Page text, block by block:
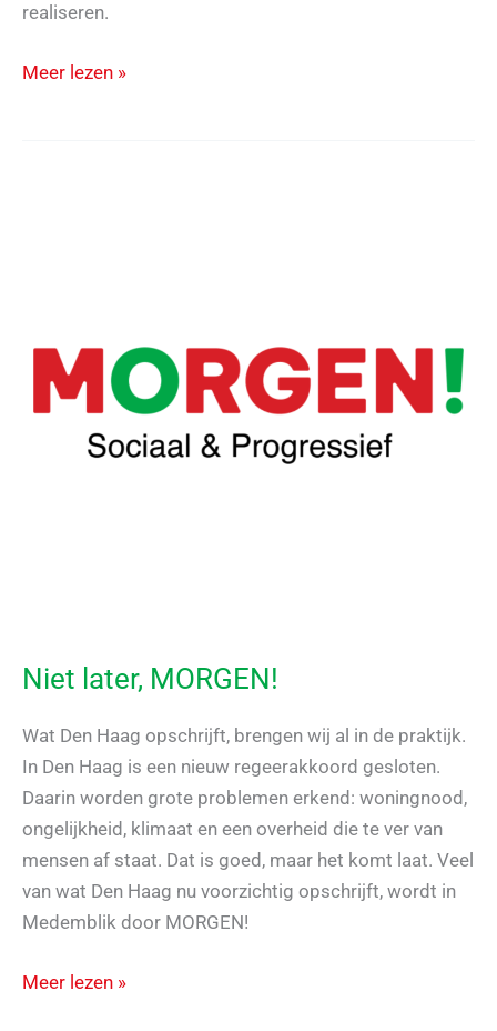
realiseren.
MORGEN!
Meer lezen »
Niet later, MORGEN!
Wat Den Haag opschrijft, brengen wij al in de praktijk.
In Den Haag is een nieuw regeerakkoord gesloten.
Daarin worden grote problemen erkend: woningnood,
ongelijkheid, klimaat en een overheid die te ver van
mensen af staat. Dat is goed, maar het komt laat. Veel
van wat Den Haag nu voorzichtig opschrijft, wordt in
Medemblik door MORGEN!
Niet
Meer lezen »